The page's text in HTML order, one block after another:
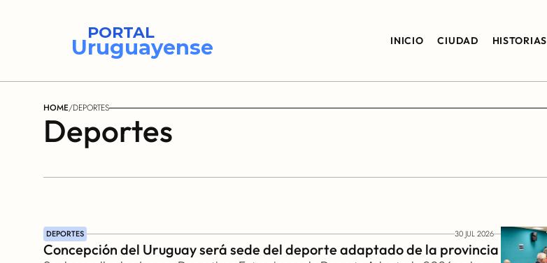
PORTAL
Uruguayense INICIO CIUDAD HISTORIAS
HOME/DEPORTES
Deportes
DEPORTES 30 JUL 2026
Concepción del Uruguay será sede del deporte adaptado de la provincia